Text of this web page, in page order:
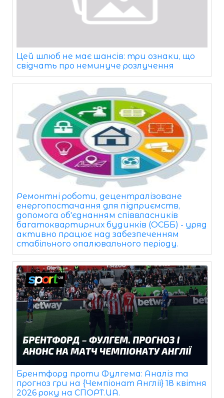
Цей шлюб не має шансів: три ознаки, що
свідчать про неминуче розлучення
Ремонтні роботи, децентралізоване
енергопостачання для підприємств,
допомога об'єднанням співвласників
багатоквартирних будинків (ОСББ) - уряд
активно працює над забезпеченням
стабільного опалювального періоду.
Брентфорд проти Фулгема: Аналіз та
прогноз гри на {Чемпіонат Англії} 18 квітня
2026 року на СПОРТ.UA.